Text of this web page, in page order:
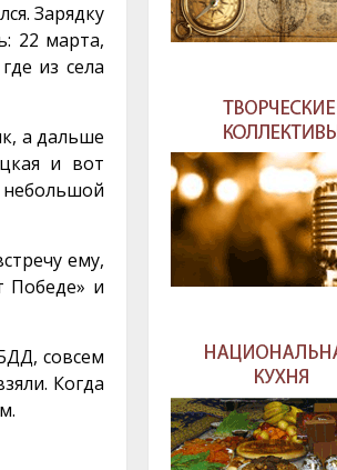
Зарядку
22 марта,
из села
а дальше
и вот
ему,
Победе» и
совсем
Когда